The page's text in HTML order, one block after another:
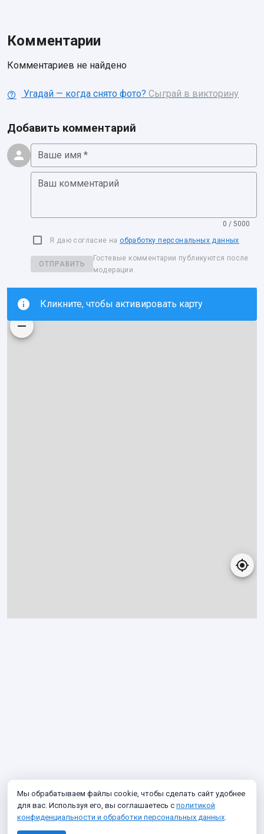
Комментарии
Комментариев не найдено
Угадай — когда снято фото? Сыграй в викторину
Добавить комментарий
Ваше имя *
Ваш комментарий
0 / 5000
Я даю согласие на обработку персональных данных
ОТПРАВИТЬ
Гостевые комментарии публикуются после
модерации
Кликните, чтобы активировать карту
Мы обрабатываем файлы cookie, чтобы сделать сайт удобнее
для вас. Используя его, вы соглашаетесь с политикой
конфиденциальности и обработки персональных данных.